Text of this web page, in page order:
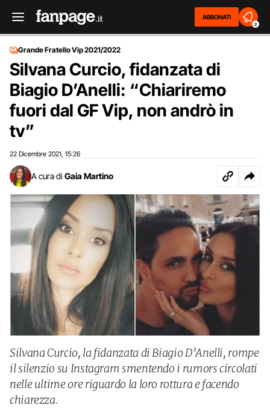
ABBONATI
2
Grande Fratello Vip 2021/2022
Silvana Curcio, fidanzata di
Biagio D’Anelli: “Chiariremo
fuori dal GF Vip, non andrò in
tv”
22 Dicembre 2021 15:26
A cura di Gaia Martino
Silvana Curcio, la fidanzata di Biagio D’Anelli, rompe
il silenzio su Instagram smentendo i rumors circolati
nelle ultime ore riguardo la loro rottura e facendo
chiarezza.